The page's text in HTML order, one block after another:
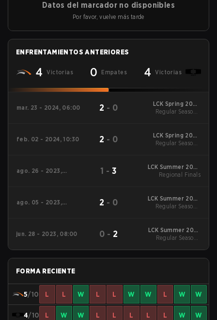
Datos del marcador no disponibles
Por favor, vuelve más tarde
ENFRENTAMIENTOS ANTERIORES
4 Victorias 0 Empates 4 Victorias
mar. 23 - 2024, 06:00 2 - 0
LCK Spring 2024
Regular Season
Regular Season -
feb. 02 - 2024, 10:30 2 - 0
LCK Spring 2024
Regular Season
Regular Season -
ago. 26 - 2023,
1 - 3
LCK Summer 2023
Regional Finals
Regional Finals
ago. 05 - 2023,
2 - 0
LCK Summer 2023
Regular Season
Regular Season -
jun. 28 - 2023, 08:00 0 - 2
LCK Summer 2023
Regular Season
Regular Season -
FORMA RECIENTE
5/10 L L W L L W W L W W
4/10 L W W L L L L L W W